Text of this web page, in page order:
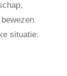
situatie.